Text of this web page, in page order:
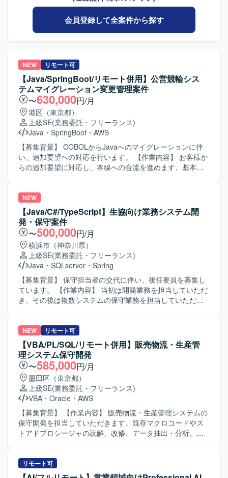
境】 Javaを中心としたシステム開発環境で、必要に応じて
PHPやコンテナ技術、マイクロサービスなども活用する想
定です。英語ドキュメントを参照しながら開発を進める場
い合わせ対応や不具合調査を通じて、システム全体の構造
理解や問題解決力を高めることができます。 【開発環境】
JavaによるWebシステム、Oracleデータベース、Linux環境
会員登録して全案件から探す
NEW リモート可
【Java/SpringBoot/リモート併用】公営競輪シス
テムマイグレーション変更管理案件
〜630,000円/月
港区（東京都）
上級SE(業務委託・フリーランス)
Java ・ SpringBoot ・ AWS
【募集背景】 COBOLからJavaへのマイグレーションに伴
い、追加要望への対応を行います。 【作業内容】 お客様か
らの追加要望に対応し、本線への合流を進めます。基本設
求めています。 【ポジションの魅力】 マイグレーションプ
ロジェクトにおいて、設計からテストまで一貫して携わる
ことができます。 【開発環境】 Java、Spring Boot、AWS
を使用します。
NEW
【Java/C#/TypeScript】生協向け業務システム開
発・保守案件
〜500,000円/月
横浜市（神奈川県）
上級SE(業務委託・フリーランス)
Java ・ SQLserver ・ Spring
【募集背景】 保守担当者の交代に伴い、後任要員を募集し
ています。 【作業内容】 当初は開発業務を担当していただ
き、その後は複数システムの保守業務を担当していただき
ジションの魅力】 開発から保守まで一貫して複数システム
に携わることができます。 【開発環境】 Java、C#、
AngularJS、jQuery、TypeScript、Spring、Bootstrap、
SQLServer、HiRDBを使用します。
NEW リモート可
【VBA/PL/SQL/リモート併用】販売物流・生産管
理システム保守開発
〜585,000円/月
墨田区（東京都）
上級SE(業務委託・フリーランス)
VBA ・ Oracle ・ AWS
【募集背景】 【作業内容】 販売物流・生産管理システムの
保守開発を担当していただきます。既存マクロコードやス
トアドプロシージャの読解、改修、データ抽出・分析、業
人物像】 能動的に業務を推進し、関係部署や現場と円滑に
連携できる方を求めています。 【ポジションの魅力】 販売
リモート可